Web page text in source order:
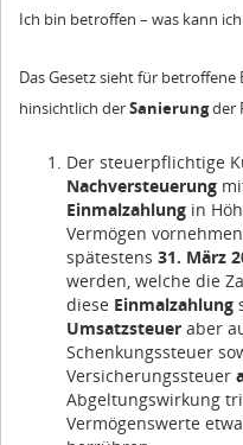
Ich bin betroffen – was kann
Das Gesetz sieht für betroffene
hinsichtlich derSanierungder
Der steuerpflichtige
Nachversteuerung
Einmalzahlung in
Vermögen
spätestens 31. März
werden, welche die
diese Einmalzahlung
Umsatzsteuer aber
Schenkungssteuer
Versicherungssteuer
Abgeltungswirkung
Vermögenswerte